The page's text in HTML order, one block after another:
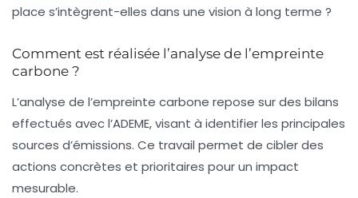
place s’intègrent-elles dans une vision à long terme ?
Comment est réalisée l’analyse de l’empreinte
carbone ?
L’analyse de l’empreinte carbone repose sur des bilans
effectués avec l’ADEME, visant à identifier les principales
sources d’émissions. Ce travail permet de cibler des
actions concrètes et prioritaires pour un impact
mesurable.